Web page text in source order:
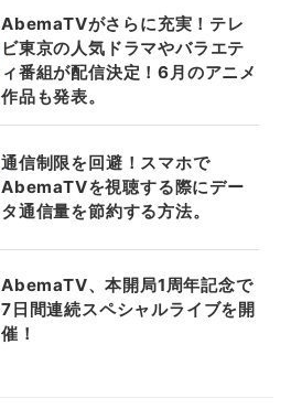
AbemaTVがさらに充実！テレ
ビ東京の人気ドラマやバラエテ
ィ番組が配信決定！6月のアニメ
作品も発表。
通信制限を回避！スマホで
AbemaTVを視聴する際にデー
タ通信量を節約する方法。
AbemaTV、本開局1周年記念で
7日間連続スペシャルライブを開
催！